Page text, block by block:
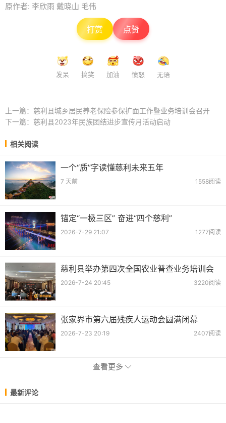
原作者: 李欣雨 戴晓山 毛伟
打赏 点赞
发呆 搞笑 加油 愤怒 无语
上一篇： 慈利县城乡居民养老保险参保扩面工作暨业务培训会召开
下一篇： 慈利县2023年民族团结进步宣传月活动启动
相关阅读
一个“质”字读懂慈利未来五年
7 天前 1558阅读
锚定“一极三区” 奋进“四个慈利”
2026-7-29 21:07 1277阅读
慈利县举办第四次全国农业普查业务培训会
2026-7-24 20:45 3220阅读
张家界市第六届残疾人运动会圆满闭幕
2026-7-23 20:19 2407阅读
查看更多
最新评论